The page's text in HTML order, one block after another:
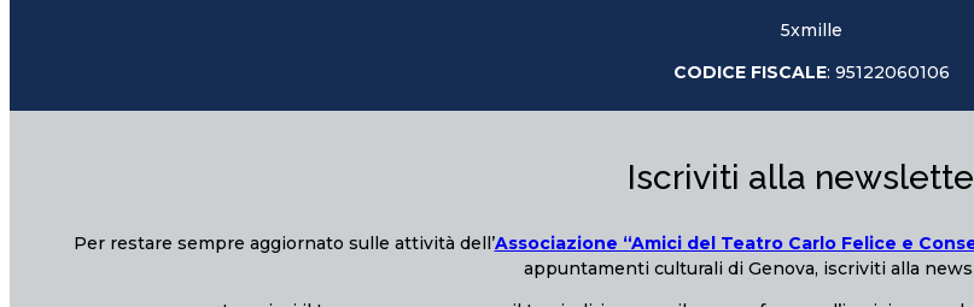
5xmille
CODICE FISCALE: 95122060106
Iscriviti alla
Per restare sempre aggiornato sulle attività dell’Associazione “Amici del Teatro Carlo Felice e
appuntamenti culturali di Genova, iscriviti alla